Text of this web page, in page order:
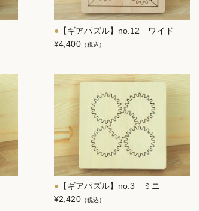
【ギアパズル】no.12 ワイド
¥4,400（税込）
【ギアパズル】no.3 ミニ
¥2,420（税込）